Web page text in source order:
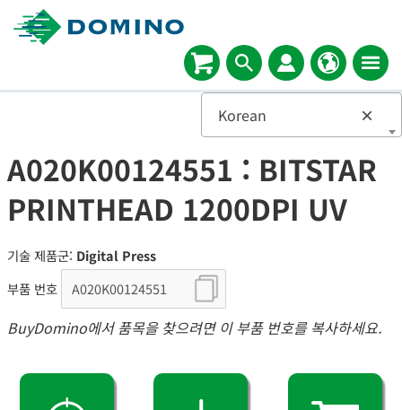
×
Korean
A020K00124551 : BITSTAR
PRINTHEAD 1200DPI UV
기술 제품군: Digital Press
부품 번호
BuyDomino에서 품목을 찾으려면 이 부품 번호를 복사하세요.